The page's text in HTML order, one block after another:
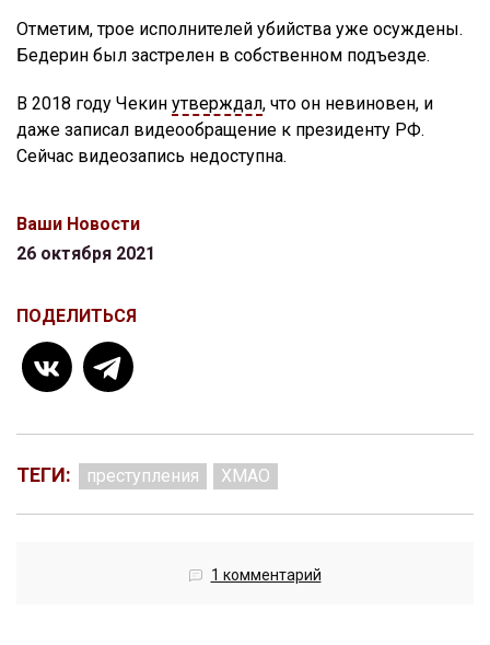
Отметим, трое исполнителей убийства уже осуждены.
Бедерин был застрелен в собственном подъезде.
В 2018 году Чекин утверждал, что он невиновен, и
даже записал видеообращение к президенту РФ.
Сейчас видеозапись недоступна.
Ваши Новости
26 октября 2021
ПОДЕЛИТЬСЯ
ТЕГИ: преступления ХМАО
1 комментарий